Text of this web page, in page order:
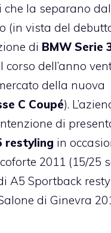
la separano dal
(in vista del
di BMW Serie
corso dell’anno
della nuova
C Coupé).
di
restyling in
2011 (15/25
A5 Sportback
di Ginevra